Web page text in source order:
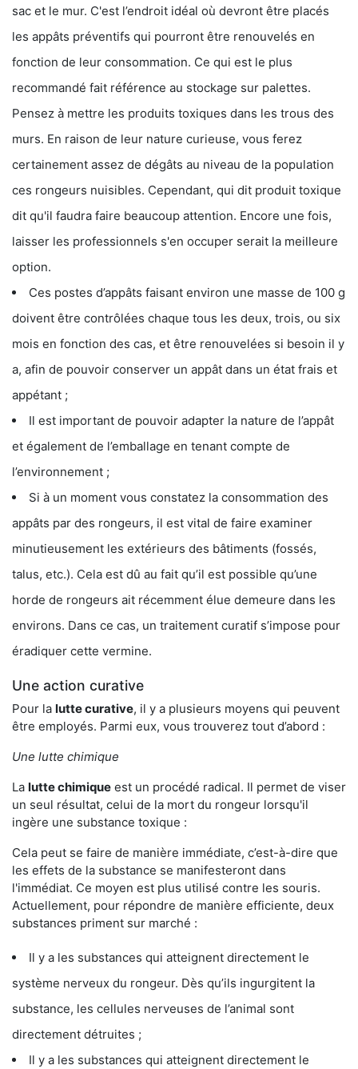
sac et le mur. C'est l’endroit idéal où devront être placés
les appâts préventifs qui pourront être renouvelés en
fonction de leur consommation. Ce qui est le plus
recommandé fait référence au stockage sur palettes.
Pensez à mettre les produits toxiques dans les trous des
murs. En raison de leur nature curieuse, vous ferez
certainement assez de dégâts au niveau de la population
ces rongeurs nuisibles. Cependant, qui dit produit toxique
dit qu'il faudra faire beaucoup attention. Encore une fois,
laisser les professionnels s'en occuper serait la meilleure
option.
Ces postes d’appâts faisant environ une masse de 100 g
doivent être contrôlées chaque tous les deux, trois, ou six
mois en fonction des cas, et être renouvelées si besoin il y
a, afin de pouvoir conserver un appât dans un état frais et
appétant ;
Il est important de pouvoir adapter la nature de l’appât
et également de l’emballage en tenant compte de
l’environnement ;
Si à un moment vous constatez la consommation des
appâts par des rongeurs, il est vital de faire examiner
minutieusement les extérieurs des bâtiments (fossés,
talus, etc.). Cela est dû au fait qu’il est possible qu’une
horde de rongeurs ait récemment élue demeure dans les
environs. Dans ce cas, un traitement curatif s’impose pour
éradiquer cette vermine.
Une action curative
Pour la lutte curative, il y a plusieurs moyens qui peuvent
être employés. Parmi eux, vous trouverez tout d’abord :
Une lutte chimique
La lutte chimique est un procédé radical. Il permet de viser
un seul résultat, celui de la mort du rongeur lorsqu'il
ingère une substance toxique :
Cela peut se faire de manière immédiate, c’est-à-dire que
les effets de la substance se manifesteront dans
l'immédiat. Ce moyen est plus utilisé contre les souris.
Actuellement, pour répondre de manière efficiente, deux
substances priment sur marché :
Il y a les substances qui atteignent directement le
système nerveux du rongeur. Dès qu’ils ingurgitent la
substance, les cellules nerveuses de l’animal sont
directement détruites ;
Il y a les substances qui atteignent directement le